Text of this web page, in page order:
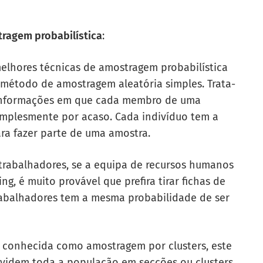
probabilística:
técnicas de amostragem probabilística
de amostragem aleatória simples. Trata-
em que cada membro de uma
por acaso. Cada indivíduo tem a
fazer parte de uma amostra.
se a equipa de recursos humanos
é muito provável que prefira tirar fichas de
tem a mesma probabilidade de ser
conhecida como amostragem por clusters, este